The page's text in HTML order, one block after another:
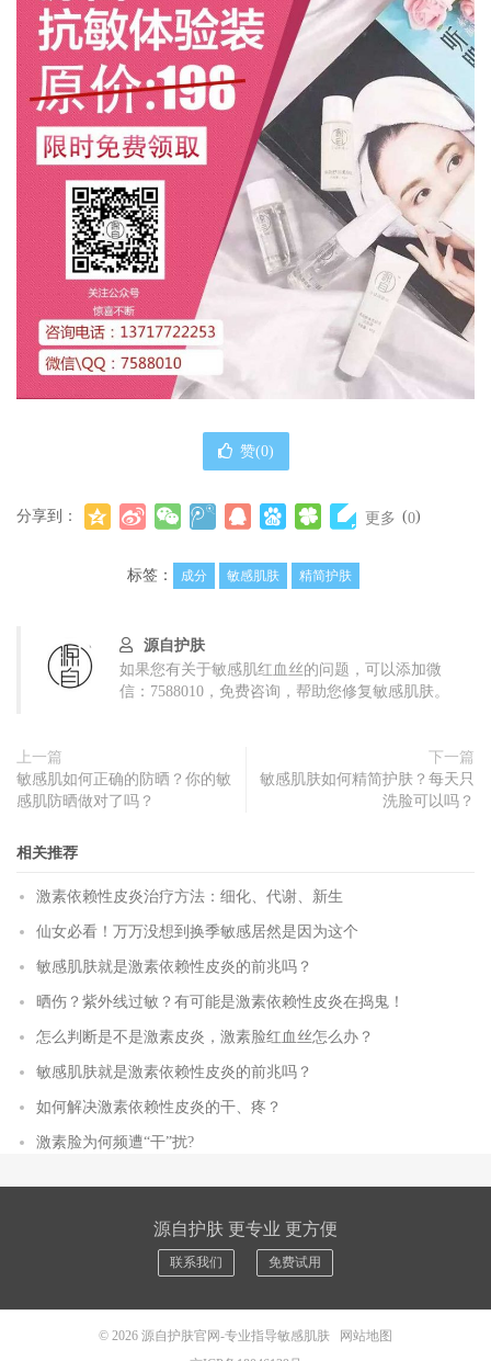
赞(0)
分享到： 更多 (0)
标签： 成分 敏感肌肤 精简护肤
源自护肤
如果您有关于敏感肌红血丝的问题，可以添加微
信：7588010，免费咨询，帮助您修复敏感肌肤。
上一篇
敏感肌如何正确的防晒？你的敏
感肌防晒做对了吗？
下一篇
敏感肌肤如何精简护肤？每天只
洗脸可以吗？
相关推荐
激素依赖性皮炎治疗方法：细化、代谢、新生
仙女必看！万万没想到换季敏感居然是因为这个
敏感肌肤就是激素依赖性皮炎的前兆吗？
晒伤？紫外线过敏？有可能是激素依赖性皮炎在捣鬼！
怎么判断是不是激素皮炎，激素脸红血丝怎么办？
敏感肌肤就是激素依赖性皮炎的前兆吗？
如何解决激素依赖性皮炎的干、疼？
激素脸为何频遭“干”扰?
源自护肤 更专业 更方便
联系我们 免费试用
© 2026 源自护肤官网-专业指导敏感肌肤
网站地图